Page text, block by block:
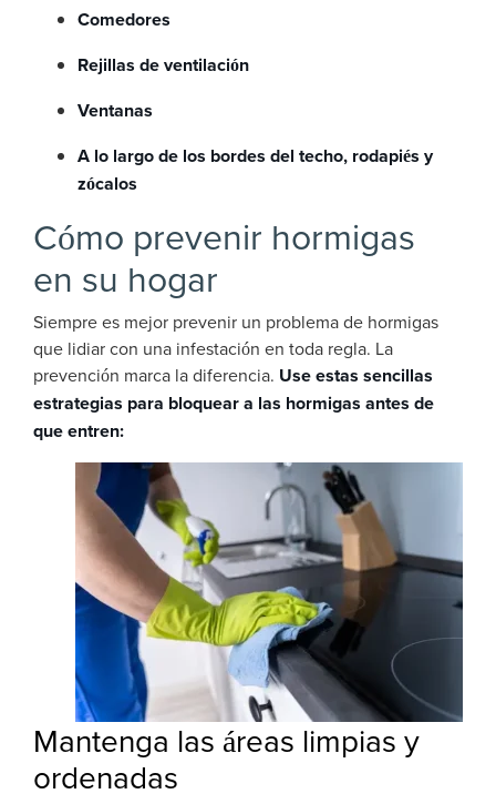
Comedores
Rejillas de ventilación
Ventanas
A lo largo de los bordes del techo, rodapiés y
zócalos
Cómo prevenir hormigas
en su hogar
Siempre es mejor prevenir un problema de hormigas
que lidiar con una infestación en toda regla. La
prevención marca la diferencia. Use estas sencillas
estrategias para bloquear a las hormigas antes de
que entren:
Mantenga las áreas limpias y
ordenadas